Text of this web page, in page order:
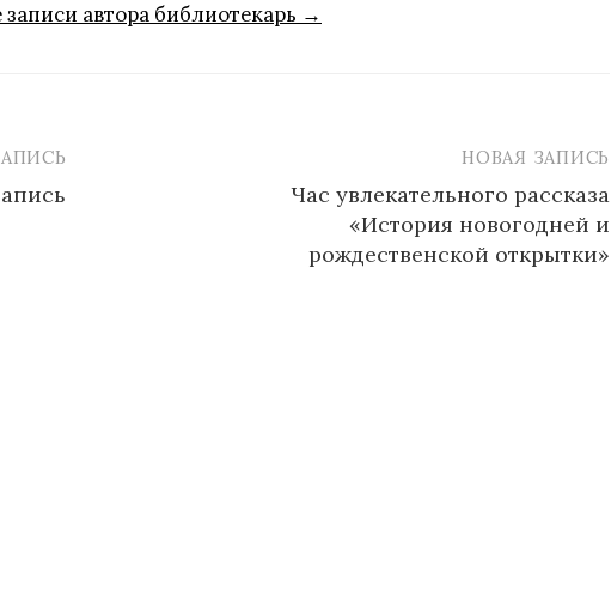
записи автора библиотекарь →
НОВАЯ ЗАПИСЬ
Час увлекательного рассказа
«История новогодней и
рождественской открытки»